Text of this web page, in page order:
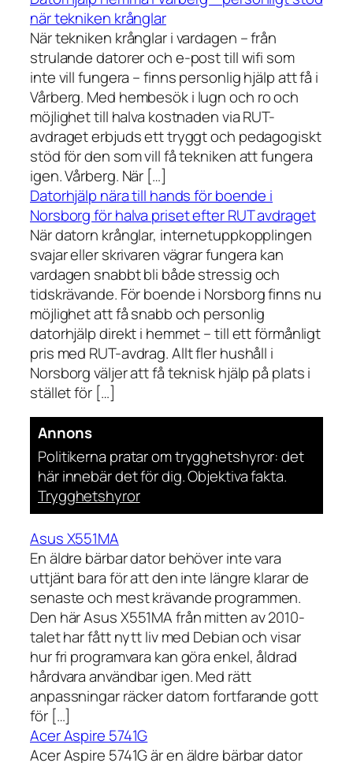
när tekniken krånglar
När tekniken krånglar i vardagen – från
strulande datorer och e-post till wifi som
inte vill fungera – finns personlig hjälp att få i
Vårberg. Med hembesök i lugn och ro och
möjlighet till halva kostnaden via RUT-
avdraget erbjuds ett tryggt och pedagogiskt
stöd för den som vill få tekniken att fungera
igen. Vårberg. När […]
Datorhjälp nära till hands för boende i
Norsborg för halva priset efter RUT avdraget
När datorn krånglar, internetuppkopplingen
svajar eller skrivaren vägrar fungera kan
vardagen snabbt bli både stressig och
tidskrävande. För boende i Norsborg finns nu
möjlighet att få snabb och personlig
datorhjälp direkt i hemmet – till ett förmånligt
pris med RUT-avdrag. Allt fler hushåll i
Norsborg väljer att få teknisk hjälp på plats i
stället för […]
Annons
Politikerna pratar om trygghetshyror: det
här innebär det för dig. Objektiva fakta.
Trygghetshyror
Asus X551MA
En äldre bärbar dator behöver inte vara
uttjänt bara för att den inte längre klarar de
senaste och mest krävande programmen.
Den här Asus X551MA från mitten av 2010-
talet har fått nytt liv med Debian och visar
hur fri programvara kan göra enkel, åldrad
hårdvara användbar igen. Med rätt
anpassningar räcker datorn fortfarande gott
för […]
Acer Aspire 5741G
Acer Aspire 5741G är en äldre bärbar dator